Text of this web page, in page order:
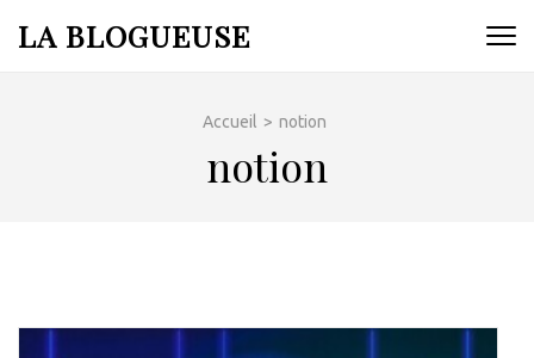
auLA BLOGUEUSE
Accueil > notion
notion